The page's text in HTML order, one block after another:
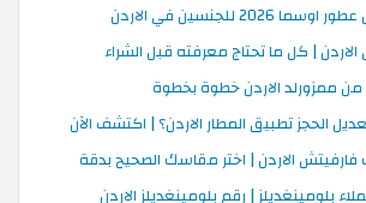
للجنسين في الاردن
| كل ما تحتاج معرفته قبل الشراء
ممزورلد الاردن خطوة بخطوة
الحجز تطبيق المطار الاردن؟ | اكتشف الآن
الاردن | اختر مقاسك الصحيح بدقة
بلومينغديلز | رقم بلومينغديلز الاردن